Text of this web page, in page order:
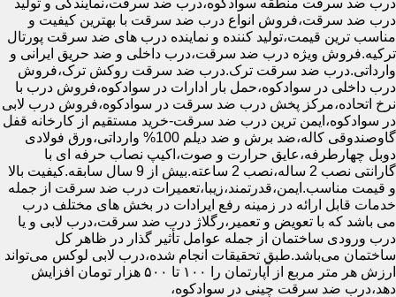
درب ضد سرقت،فروش انواع درب ضد سرقت با بهترین کیفیت و
مناسب ترین قیمت،تولید کننده و نماینده درب های ضد سرقت پورتال
ترکیه.فروش ویژه درب ضد سرقت،درب داخلی و ضد حریق ایرانی و
وارداتی.درب ضد سرقت ترک.درب ضد سرقت روکش ترک،فروش
درب داخلی در سوادکوه،حمل بار ادارات در سوادکوه،فروش درب با
نرخ اتحاده،مرکز پخش درب ضد سرقت در سوادکوه،فروش درب لابی
در سوادکوه،ایمن ترین درب ضد سرقت-خرید مستقیم از کارخانه قفل
گاوصندوقی کاله،ضد برش و ضد دیلم 100% وارداتی،ورق فولادی
دوبل چهارطرفه،عایق حرارت و صوت،اکیپ نصاب حرفه ای با
گارانتی نصب 2 ساله،نصب 2 ساعته.بیش از 9 سال سابقه.کیفیت بالا
و قیمت مناسب.ایمن،قدرتمند،زیبا،تعمیرات درب ضد سرقت از جمله
خدمات قابل ارائه در زمینه رفع ایرادات در بخش های مختلف درب
می باشد که با تعویض و تعمیر،رگلاژ درب ضد سرقت،درب لابی و یا
درب ورودی ساختمان از جمله عوامل تأثیر گذار در ظاهر کل
ساختمان می‌باشد.طبق تحقیقات انجام شده،درب لابی لوکس می‌تواند
ارزش هر متر مربع از آپارتمان را ۱۰۰ تا ۵۰۰ هزار تومان افزایش
دهد،درب ضد سرقت چینی در سوادکوه،